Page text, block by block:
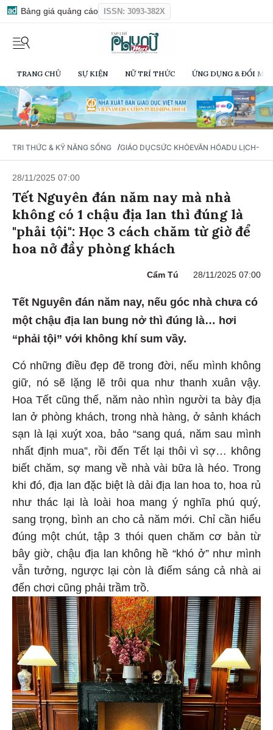
Bảng giá quảng cáo ISSN: 3093-382X
TRANG CHỦ SỰ KIỆN NỮ TRÍ THỨC ỨNG DỤNG & ĐỔI
TRI THỨC & KỸ NĂNG SỐNG /GIÁO DỤCSỨC KHỎEVĂN HÓADU LỊCH-
28/11/2025 07:00
Tết Nguyên đán năm nay mà nhà
không có 1 chậu địa lan thì đúng là
"phải tội": Học 3 cách chăm từ giờ để
hoa nở đầy phòng khách
Cẩm Tú 28/11/2025 07:00
Tết Nguyên đán năm nay, nếu góc nhà chưa có
một chậu địa lan bung nở thì đúng là… hơi
“phải tội” với không khí sum vầy.
Có những điều đẹp đẽ trong đời, nếu mình không
giữ, nó sẽ lặng lẽ trôi qua như thanh xuân vậy.
Hoa Tết cũng thế, năm nào nhìn người ta bày địa
lan ở phòng khách, trong nhà hàng, ở sảnh khách
sạn là lại xuýt xoa, bảo “sang quá, năm sau mình
nhất định mua”, rồi đến Tết lại thôi vì sợ… không
biết chăm, sợ mang về nhà vài bữa là héo. Trong
khi đó, địa lan đặc biệt là dải địa lan hoa to, hoa rủ
như thác lại là loài hoa mang ý nghĩa phú quý,
sang trọng, bình an cho cả năm mới. Chỉ cần hiểu
đúng một chút, tập 3 thói quen chăm cơ bản từ
bây giờ, chậu địa lan không hề “khó ở” như mình
vẫn tưởng, ngược lại còn là điểm sáng cả nhà ai
đến chơi cũng phải trầm trồ.